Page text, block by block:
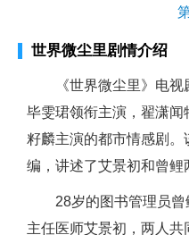
世界微尘里剧情介绍
《世界微尘里》电
毕雯珺领衔主演，翟潇
籽麟主演的都市情感剧
编，讲述了艾景初和曾鲤
28岁的图书管理员
主任医师艾景初，两人